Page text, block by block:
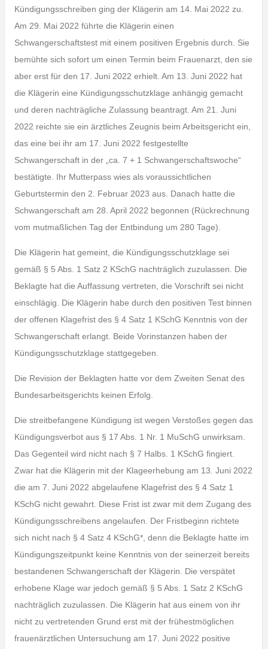
Kündigungsschreiben ging der Klägerin am 14. Mai 2022 zu.
Am 29. Mai 2022 führte die Klägerin einen
Schwangerschaftstest mit einem positiven Ergebnis durch. Sie
bemühte sich sofort um einen Termin beim Frauenarzt, den sie
aber erst für den 17. Juni 2022 erhielt. Am 13. Juni 2022 hat
die Klägerin eine Kündigungsschutzklage anhängig gemacht
und deren nachträgliche Zulassung beantragt. Am 21. Juni
2022 reichte sie ein ärztliches Zeugnis beim Arbeitsgericht ein,
das eine bei ihr am 17. Juni 2022 festgestellte
Schwangerschaft in der „ca. 7 + 1 Schwangerschaftswoche“
bestätigte. Ihr Mutterpass wies als voraussichtlichen
Geburtstermin den 2. Februar 2023 aus. Danach hatte die
Schwangerschaft am 28. April 2022 begonnen (Rückrechnung
vom mutmaßlichen Tag der Entbindung um 280 Tage).
Die Klägerin hat gemeint, die Kündigungsschutzklage sei
gemäß § 5 Abs. 1 Satz 2 KSchG nachträglich zuzulassen. Die
Beklagte hat die Auffassung vertreten, die Vorschrift sei nicht
einschlägig. Die Klägerin habe durch den positiven Test binnen
der offenen Klagefrist des § 4 Satz 1 KSchG Kenntnis von der
Schwangerschaft erlangt. Beide Vorinstanzen haben der
Kündigungsschutzklage stattgegeben.
Die Revision der Beklagten hatte vor dem Zweiten Senat des
Bundesarbeitsgerichts keinen Erfolg.
Die streitbefangene Kündigung ist wegen Verstoßes gegen das
Kündigungsverbot aus § 17 Abs. 1 Nr. 1 MuSchG unwirksam.
Das Gegenteil wird nicht nach § 7 Halbs. 1 KSchG fingiert.
Zwar hat die Klägerin mit der Klageerhebung am 13. Juni 2022
die am 7. Juni 2022 abgelaufene Klagefrist des § 4 Satz 1
KSchG nicht gewahrt. Diese Frist ist zwar mit dem Zugang des
Kündigungsschreibens angelaufen. Der Fristbeginn richtete
sich nicht nach § 4 Satz 4 KSchG*, denn die Beklagte hatte im
Kündigungszeitpunkt keine Kenntnis von der seinerzeit bereits
bestandenen Schwangerschaft der Klägerin. Die verspätet
erhobene Klage war jedoch gemäß § 5 Abs. 1 Satz 2 KSchG
nachträglich zuzulassen. Die Klägerin hat aus einem von ihr
nicht zu vertretenden Grund erst mit der frühestmöglichen
frauenärztlichen Untersuchung am 17. Juni 2022 positive